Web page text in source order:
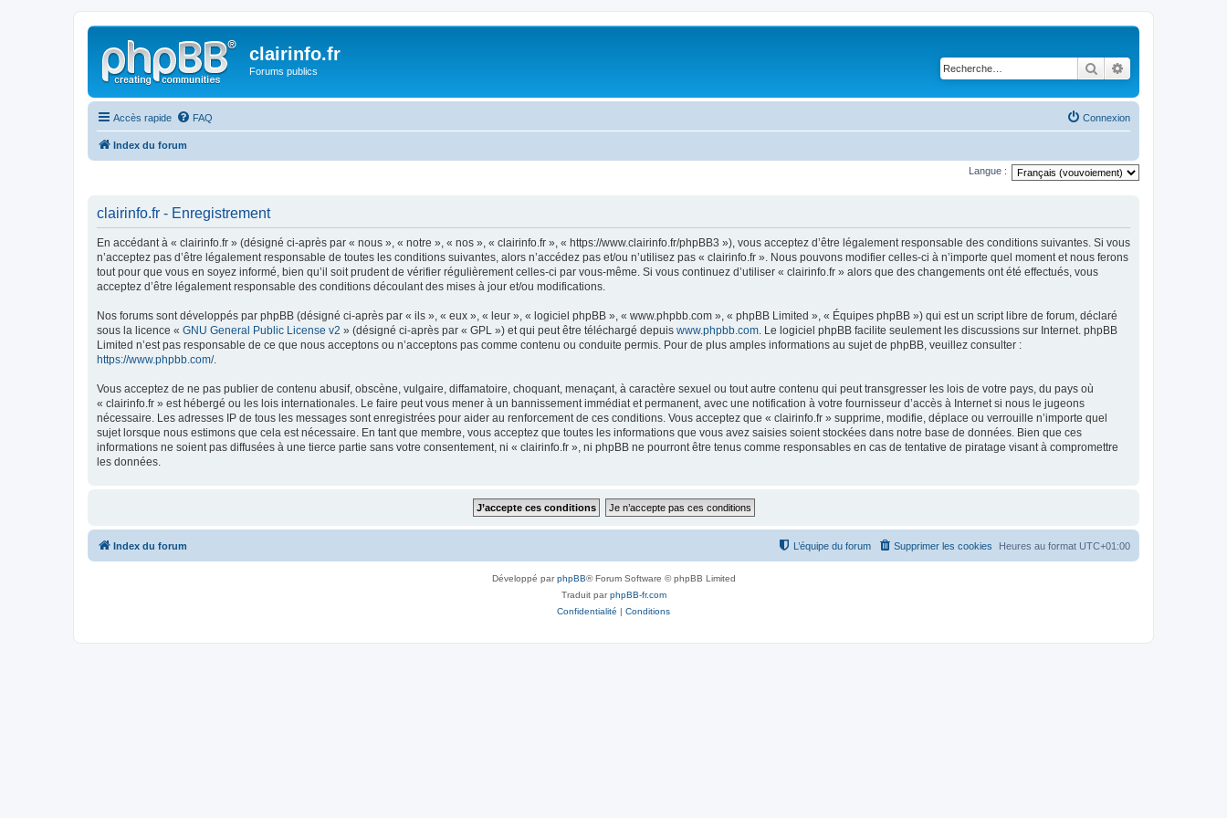
clairinfo.fr
Forums publics Rechercher
Accès rapide FAQ Connexion
Index du forum
Langue :
clairinfo.fr - Enregistrement
En accédant à « clairinfo.fr » (désigné ci-après par « nous », « notre », « nos », « clairinfo.fr », « https://www.clairinfo.fr/phpBB3 »), vous acceptez d’être légalement responsable des conditions suivantes. Si vous
n’acceptez pas d’être légalement responsable de toutes les conditions suivantes, alors n’accédez pas et/ou n’utilisez pas « clairinfo.fr ». Nous pouvons modifier celles-ci à n’importe quel moment et nous ferons
tout pour que vous en soyez informé, bien qu’il soit prudent de vérifier régulièrement celles-ci par vous-même. Si vous continuez d’utiliser « clairinfo.fr » alors que des changements ont été effectués, vous
acceptez d’être légalement responsable des conditions découlant des mises à jour et/ou modifications.
Nos forums sont développés par phpBB (désigné ci-après par « ils », « eux », « leur », « logiciel phpBB », « www.phpbb.com », « phpBB Limited », « Équipes phpBB ») qui est un script libre de forum, déclaré
sous la licence « GNU General Public License v2 » (désigné ci-après par « GPL ») et qui peut être téléchargé depuis www.phpbb.com. Le logiciel phpBB facilite seulement les discussions sur Internet. phpBB
Limited n’est pas responsable de ce que nous acceptons ou n’acceptons pas comme contenu ou conduite permis. Pour de plus amples informations au sujet de phpBB, veuillez consulter :
https://www.phpbb.com/.
Vous acceptez de ne pas publier de contenu abusif, obscène, vulgaire, diffamatoire, choquant, menaçant, à caractère sexuel ou tout autre contenu qui peut transgresser les lois de votre pays, du pays où
« clairinfo.fr » est hébergé ou les lois internationales. Le faire peut vous mener à un bannissement immédiat et permanent, avec une notification à votre fournisseur d’accès à Internet si nous le jugeons
nécessaire. Les adresses IP de tous les messages sont enregistrées pour aider au renforcement de ces conditions. Vous acceptez que « clairinfo.fr » supprime, modifie, déplace ou verrouille n’importe quel
sujet lorsque nous estimons que cela est nécessaire. En tant que membre, vous acceptez que toutes les informations que vous avez saisies soient stockées dans notre base de données. Bien que ces
informations ne soient pas diffusées à une tierce partie sans votre consentement, ni « clairinfo.fr », ni phpBB ne pourront être tenus comme responsables en cas de tentative de piratage visant à compromettre
les données.
Index du forum Heures au format UTC+01:00
Supprimer les cookies
L’équipe du forum
Développé parphpBB® Forum Software © phpBB Limited
Traduit parphpBB-fr.com
Confidentialité | Conditions